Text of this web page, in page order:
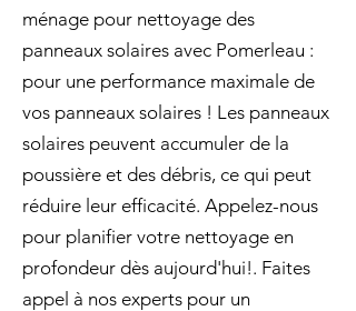
ménage pour nettoyage des
panneaux solaires avec Pomerleau :
pour une performance maximale de
vos panneaux solaires ! Les panneaux
solaires peuvent accumuler de la
poussière et des débris, ce qui peut
réduire leur efficacité. Appelez-nous
pour planifier votre nettoyage en
profondeur dès aujourd'hui!. Faites
appel à nos experts pour un